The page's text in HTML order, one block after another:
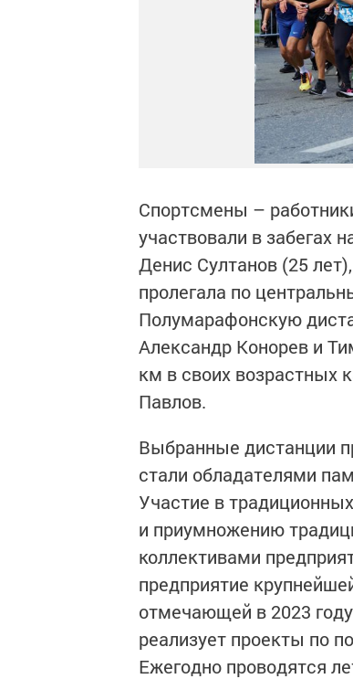
Спортсмены –
участвовали в забегах
Денис Султанов (25
пролегала по
Полумарафонскую
Александр Конорев и
км в своих возрастных
Павлов.
Выбранные дистанции
стали обладателями
Участие в
и приумножению
коллективами
предприятие
отмечающей в 2023
реализует проекты по
Ежегодно проводятся